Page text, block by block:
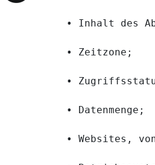
• Inhalt des
        • Zeitzone;
•
        • Datenmenge;
• Websites,